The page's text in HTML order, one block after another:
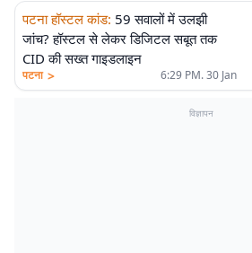
पटना हॉस्टल कांड: 59 सवालों में उलझी
जांच? हॉस्टल से लेकर डिजिटल सबूत तक
CID की सख्त गाइडलाइन
पटना > 6:29 PM. 30 Jan
विज्ञापन